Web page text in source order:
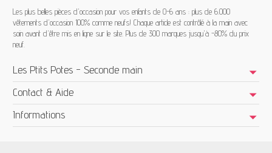
Les plus belles pièces d'occasion pour vos enfants de 0-6 ans : plus de 6.000
vêtements d'occasion 100% comme neufs! Chaque article est contrôlé à la main avec
soin avant d'être mis en ligne sur le site. Plus de 300 marques jusqu'à -80% du prix
neuf.
Les Ptits Potes - Seconde main
Contact & Aide
Informations